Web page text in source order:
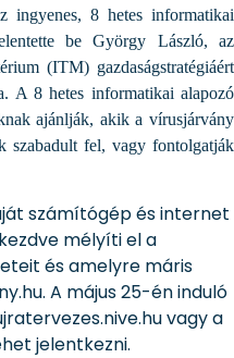
ingyenes, 8 hetes informatikai
be György László, az
(ITM) gazdaságstratégiáért
A 8 hetes informatikai alapozó
ajánlják, akik a vírusjárvány
szabadult fel, vagy fontolgatják
számítógép és internet
mélyíti el a
és amelyre máris
A május 25-én induló
vagy a
jelentkezni.